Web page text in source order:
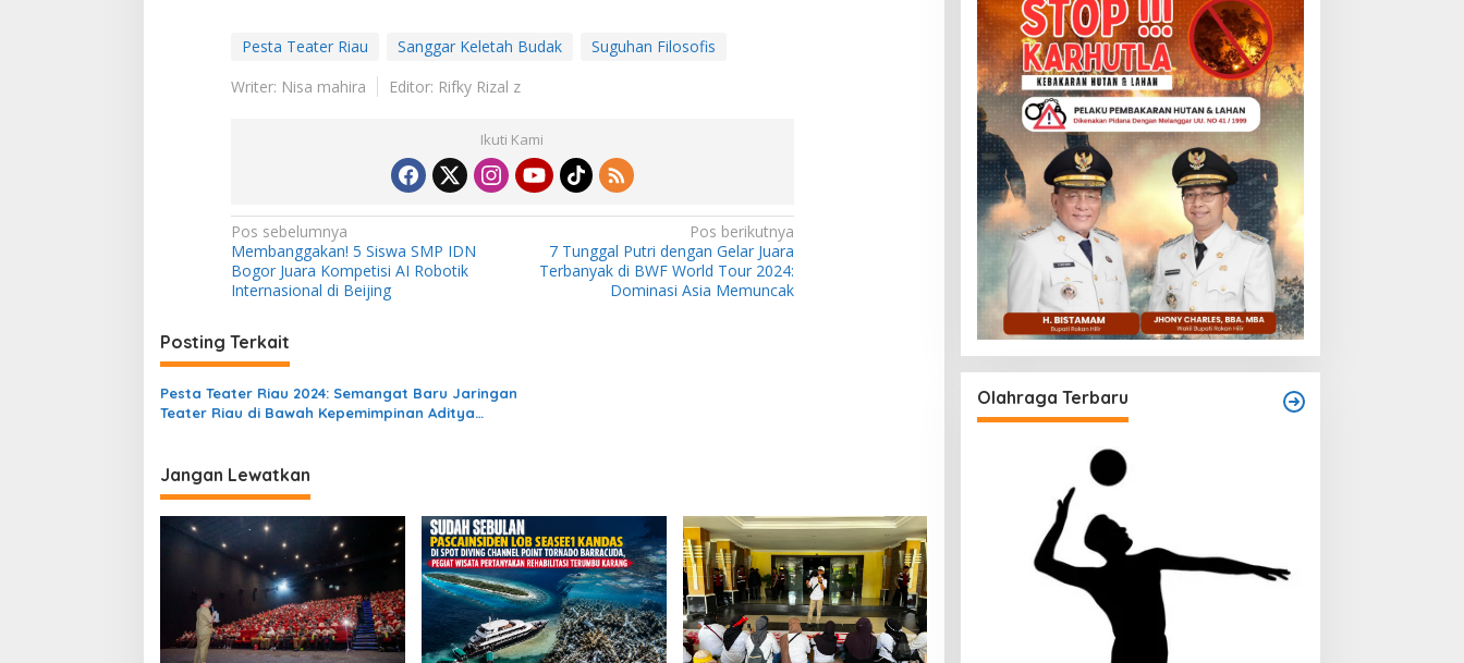
Pesta Teater Riau Sanggar Keletah Budak
Suguhan Filosofis
Writer: Nisa mahira
Editor: Rifky Rizal z
Ikuti Kami
N
a
v
i
g
a
s
p
o
s
Pos sebelumnya
Membanggakan! 5 Siswa SMP IDN
Bogor Juara Kompetisi AI Robotik
Internasional di Beijing
Pos berikutnya
7 Tunggal Putri dengan Gelar Juara
Terbanyak di BWF World Tour 2024:
Dominasi Asia Memuncak
Posting Terkait
Pesta Teater Riau 2024: Semangat Baru Jaringan
Teater Riau di Bawah Kepemimpinan Aditya
Jangan Lewatkan
Olahraga Terbaru